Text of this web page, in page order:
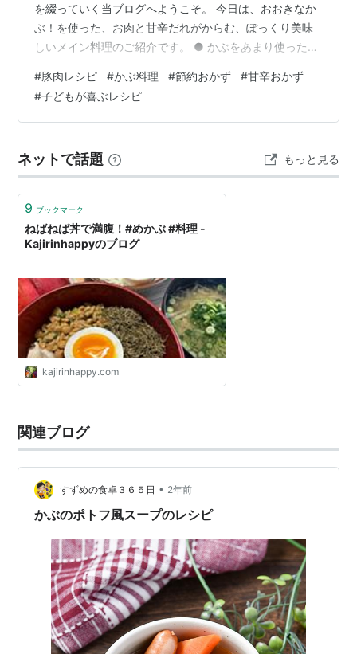
を綴っていく当ブログへようこそ。 今日は、おおきなか
ぶ！を使った、お肉と甘辛だれがからむ、ぽっくり美味
しいメイン料理のご紹介です。 ● かぶをあまり使ったこ
のぽっくり豚肉炒め煮！ かぶ、あんまり使ったことない
けれど… めっちゃメイン料理！かぶのぽっくり豚肉炒め
煮・レシピ 材料を切る 豚肉を炒める かぶとこんにゃく
使ったことないけれど… 実は私、かぶはあまり使わない
食材でした。 しいて使う…
#豚肉レシピ #かぶ料理 #節約おかず #甘辛おかず
#子どもが喜ぶレシピ
ネットで話題 もっと見る
9 ブックマーク
ねばねば丼で満腹！#めかぶ #料理 -
Kajirinhappyのブログ
kajirinhappy.com
関連ブログ
すずめの食卓３６５日 • 2年前
かぶのポトフ風スープのレシピ